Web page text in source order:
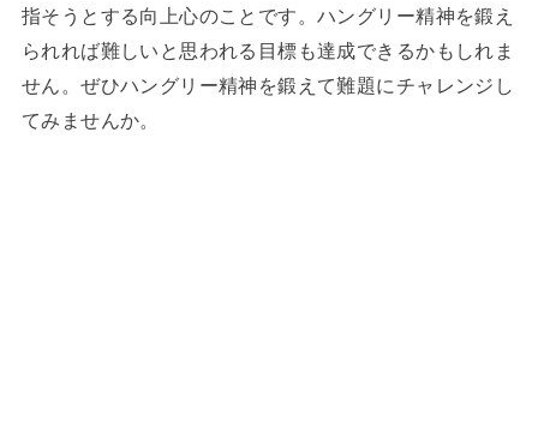
指そうとする向上心のことです。ハングリー精神を鍛え
られれば難しいと思われる目標も達成できるかもしれま
せん。ぜひハングリー精神を鍛えて難題にチャレンジし
てみませんか。